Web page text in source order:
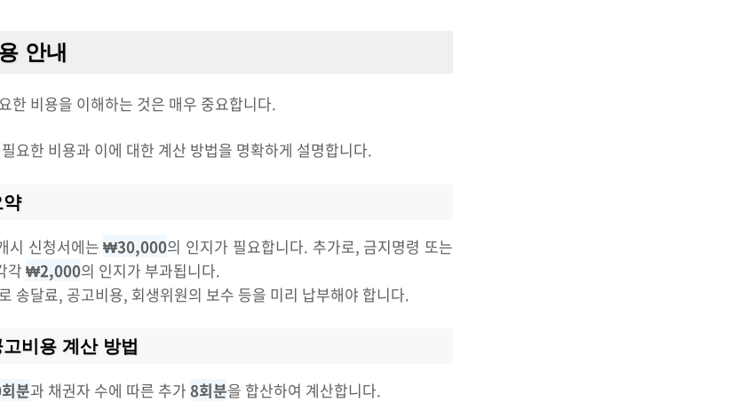
안내
한 비용을 이해하는 것은 매우 중요합니다.
요한 비용과 이에 대한 계산 방법을 명확하게 설명합니다.
시 신청서에는₩30,000의 인지가 필요합니다. 추가로, 금지명령 또는
각 ₩2,000의 인지가 부과됩니다.
송달료, 공고비용, 회생위원의 보수 등을 미리 납부해야 합니다.
비용 계산 방법
분과 채권자 수에 따른 추가 8회분을 합산하여 계산합니다.